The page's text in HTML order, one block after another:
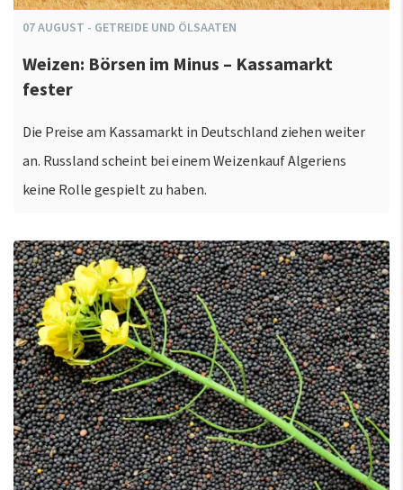
07AUGUST - GETREIDE UND ÖLSAATEN
Weizen: Börsen im Minus – Kassamarkt
fester
Die Preise am Kassamarkt in Deutschland ziehen weiter
an. Russland scheint bei einem Weizenkauf Algeriens
keine Rolle gespielt zu haben.